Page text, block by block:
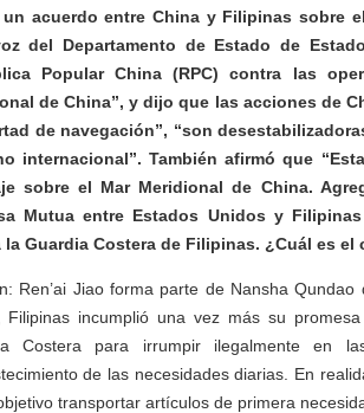
acuerdo entre China y Filipinas sobre
del Departamento de Estado de
Popular China (RPC) contra las
de China”, y dijo que las acciones de
de navegación”, “son
internacional”. También afirmó que
sobre el Mar Meridional de China.
Mutua entre Estados Unidos y
la Guardia Costera de Filipinas. ¿Cuál es
Ren’ai Jiao forma parte de Nansha
Filipinas incumplió una vez más su
Costera para irrumpir ilegalmente en
de las necesidades diarias. En
transportar artículos de primera